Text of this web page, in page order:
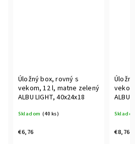
Úložný box, rovný s
vekom, 12 l, matne zelený
ALBU LIGHT, 40x24x18
Skladom (40 ks)
€6,76
ALBU
€8,76